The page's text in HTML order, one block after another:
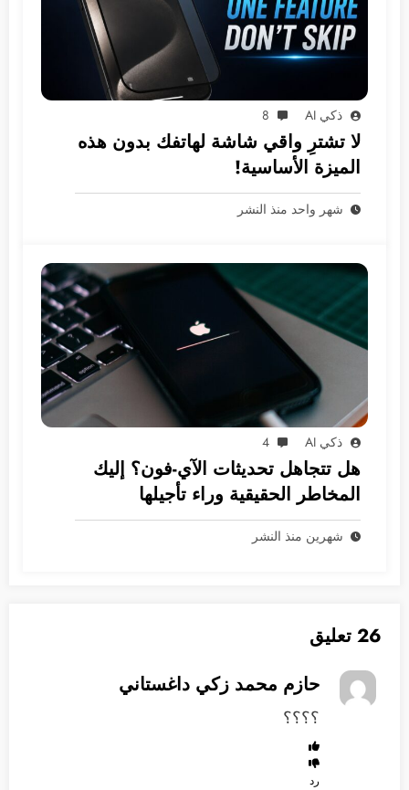
ذكي AI 8
لا تشترِ واقي شاشة لهاتفك بدون هذه
الميزة الأساسية!
شهر واحد منذ النشر
ذكي AI 4
هل تتجاهل تحديثات الآي-فون؟ إليك
المخاطر الحقيقية وراء تأجيلها
شهرين منذ النشر
26 تعليق
حازم محمد زكي داغستاني
؟؟؟؟
رد